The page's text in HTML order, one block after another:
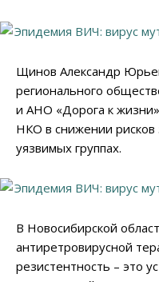
Щинов Александр
регионального
и АНО «Дорога к
НКО в снижении
уязвимых группах.
В Новосибирской
антиретровирусной
резистентность – это